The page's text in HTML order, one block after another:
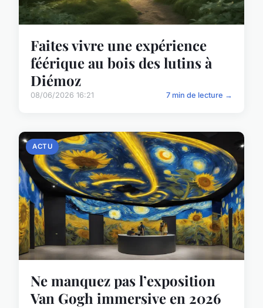
Faites vivre une expérience
féérique au bois des lutins à
Diémoz
08/06/2026 16:21 7 min de lecture →
ACTU
Ne manquez pas l’exposition
Van Gogh immersive en 2026